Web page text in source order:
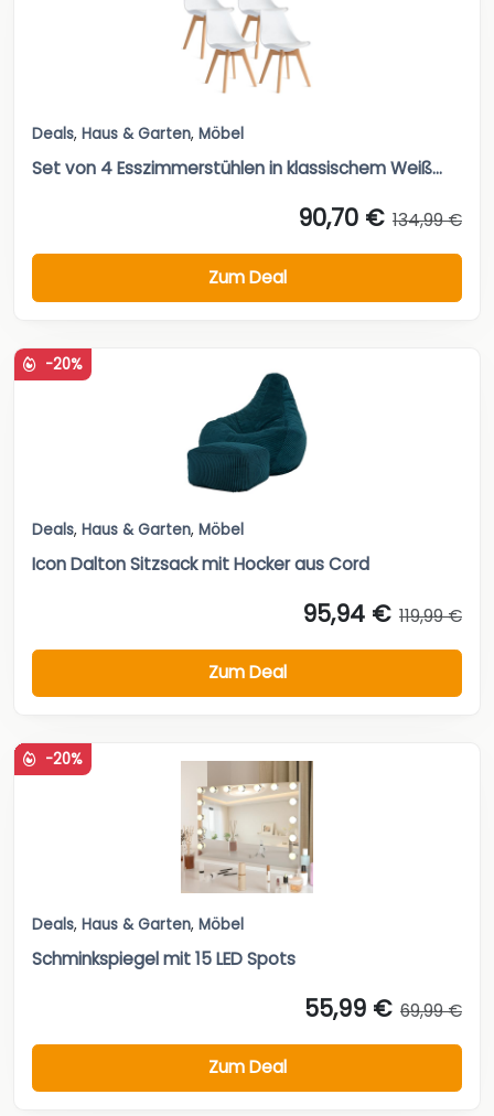
Deals, Haus & Garten, Möbel
Set von 4 Esszimmerstühlen in klassischem Weiß...
90,70 € 134,99 €
Zum Deal
-20%
Deals, Haus & Garten, Möbel
Icon Dalton Sitzsack mit Hocker aus Cord
95,94 € 119,99 €
Zum Deal
-20%
Deals, Haus & Garten, Möbel
Schminkspiegel mit 15 LED Spots
55,99 € 69,99 €
Zum Deal